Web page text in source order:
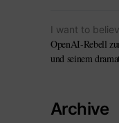
I want to
OpenAI-Rebell
und seinem
Archive